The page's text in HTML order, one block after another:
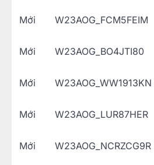
Mới W23AOG_FCM5FEIM
Mới W23AOG_BO4JTI80
Mới W23AOG_WW1913KN
Mới W23AOG_LUR87HER
Mới W23AOG_NCRZCG9R